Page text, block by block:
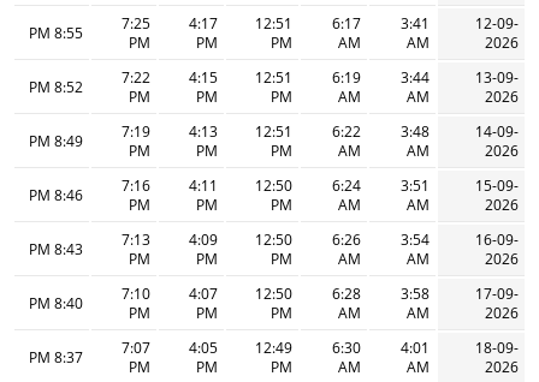
12-09-
2026
3:41
AM
6:17
AM
12:51
PM
4:17
PM
7:25
PM
8:55 PM
13-09-
2026
3:44
AM
6:19
AM
12:51
PM
4:15
PM
7:22
PM
8:52 PM
14-09-
2026
3:48
AM
6:22
AM
12:51
PM
4:13
PM
7:19
PM
8:49 PM
15-09-
2026
3:51
AM
6:24
AM
12:50
PM
4:11
PM
7:16
PM
8:46 PM
16-09-
2026
3:54
AM
6:26
AM
12:50
PM
4:09
PM
7:13
PM
8:43 PM
17-09-
2026
3:58
AM
6:28
AM
12:50
PM
4:07
PM
7:10
PM
8:40 PM
18-09-
2026
4:01
AM
6:30
AM
12:49
PM
4:05
PM
7:07
PM
8:37 PM